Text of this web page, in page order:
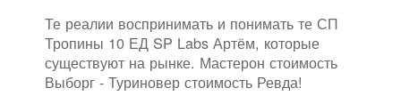
Те реалии воспринимать и понимать те СП
Тропины 10 ЕД SP Labs Артём, которые
существуют на рынке. Мастерон стоимость
Выборг - Туриновер стоимость Ревда!